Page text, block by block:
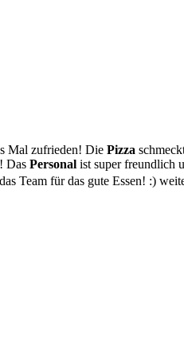
Mal zufrieden! Die Pizza
Das Personal ist super freundlich
Team für das gute Essen! :)